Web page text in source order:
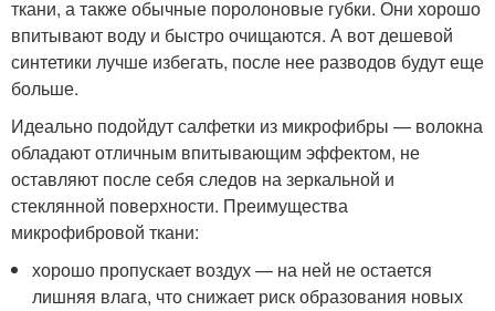
ткани, а также обычные поролоновые губки. Они хорошо
впитывают воду и быстро очищаются. А вот дешевой
синтетики лучше избегать, после нее разводов будут еще
больше.
Идеально подойдут салфетки из микрофибры — волокна
обладают отличным впитывающим эффектом, не
оставляют после себя следов на зеркальной и
стеклянной поверхности. Преимущества
микрофибровой ткани:
хорошо пропускает воздух — на ней не остается
лишняя влага, что снижает риск образования новых